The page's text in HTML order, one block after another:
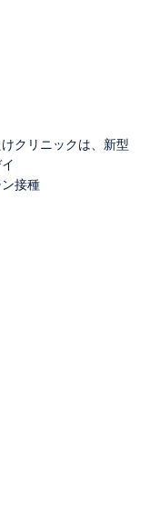
クリニックは、新型
接種